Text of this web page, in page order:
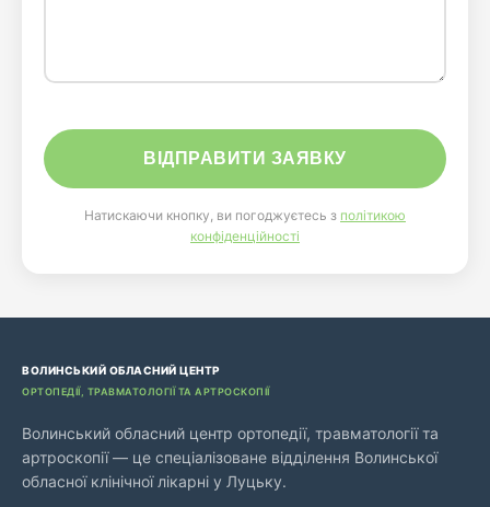
Натискаючи кнопку, ви погоджуєтесь з політикою
конфіденційності
ВОЛИНСЬКИЙ ОБЛАСНИЙ ЦЕНТР
ОРТОПЕДІЇ, ТРАВМАТОЛОГІЇ ТА АРТРОСКОПІЇ
Волинський обласний центр ортопедії, травматології та
артроскопії — це спеціалізоване відділення Волинської
обласної клінічної лікарні у Луцьку.